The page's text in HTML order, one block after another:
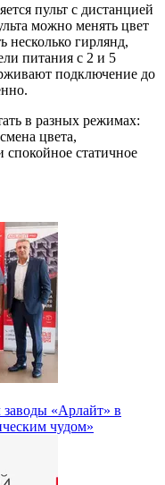
пульт с дистанцией
можно менять цвет
гирлянд,
питания с 2 и 5
подключение до
в разных режимах:
цвета,
статичное
заводы «Арлайт» в
чудом»